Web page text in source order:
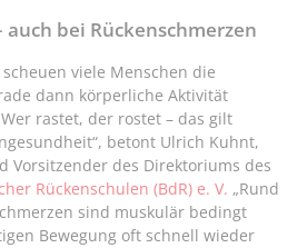
bei Rückenschmerzen
viele Menschen die
dann körperliche Aktivität
rastet, der rostet – das gilt
betont Ulrich Kuhnt,
Vorsitzender des Direktoriums des
Rückenschulen (BdR) e. V. „Rund
sind muskulär bedingt
Bewegung oft schnell wieder